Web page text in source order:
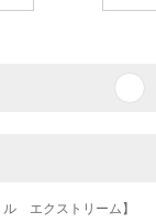
エクストリーム】